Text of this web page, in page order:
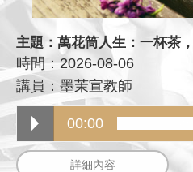
主題：萬花筒人生：一杯茶
時間：2026-08-06
講員：墨茉宣教師
00:00
詳細內容